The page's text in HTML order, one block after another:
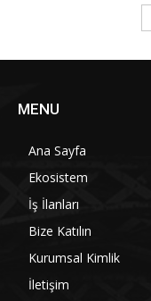
MENU
Ana Sayfa
Ekosistem
İş İlanları
Bize Katılın
Kurumsal Kimlik
İletişim